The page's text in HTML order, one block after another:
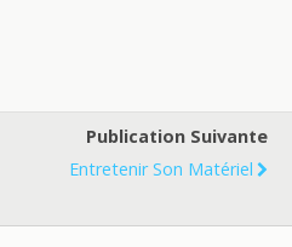
Publication Suivante
Entretenir Son Matériel